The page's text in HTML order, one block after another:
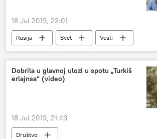
18 Jul 2019, 22:01
Rusija Svet
Vesti
hapšenje Kirila Višinskog u Kijevu
Oleg Sencov
razmena zatvorenika
Dobrila u glavnoj ulozi u spotu „Turkiš
erlajnsa“ (video)
18 Jul 2019, 21:43
Društvo